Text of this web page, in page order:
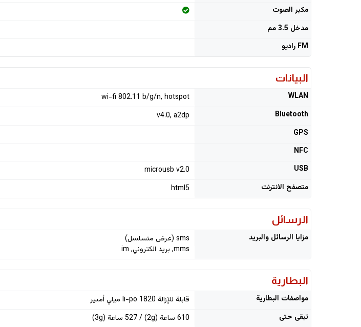
مكبر الصوت
مدخل 3.5 مم
FM راديو
البيانات
WLAN
wi-fi 802.11 b/g/n, hotspot
Bluetooth
v4.0, a2dp
GPS
NFC
USB
microusb v2.0
متصفح الانترنت
html5
الرسائل
مزايا الرسائل والبريد
sms (عرض متسلسل)
mms, بريد الكتروني, im
البطارية
مواصفات البطارية
قابلة للإزالة li-po 1820 ميلي أمبير
تبقى حتى
610 ساعة (2g) / 527 ساعة (3g)